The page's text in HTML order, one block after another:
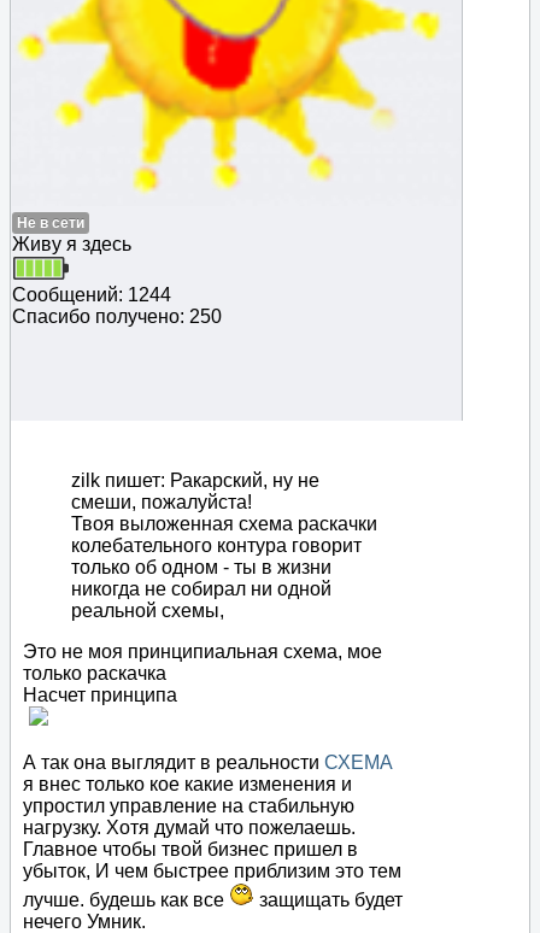
Не в сети
Живу я здесь
Сообщений: 1244
Спасибо получено: 250
zilk пишет: Ракарский, ну не
смеши, пожалуйста!
Твоя выложенная схема раскачки
колебательного контура говорит
только об одном - ты в жизни
никогда не собирал ни одной
реальной схемы,
Это не моя принципиальная схема, мое
только раскачка
Насчет принципа
А так она выглядит в реальности СХЕМА
я внес только кое какие изменения и
упростил управление на стабильную
нагрузку. Хотя думай что пожелаешь.
Главное чтобы твой бизнес пришел в
убыток, И чем быстрее приблизим это тем
лучше. будешь как все
защищать будет
нечего Умник.